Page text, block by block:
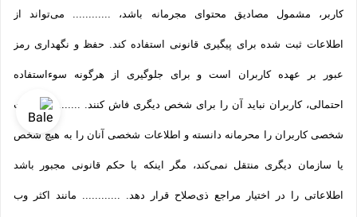
کاربر، مشمول مصادیق محتوای مجرمانه باشد، ............ می‌تواند از
اطلاعات ثبت شده برای پیگیری قانونی استفاده کند. حفظ و نگهداری رمز
عبور بر عهده کاربران است و برای جلوگیری از هرگونه سوءاستفاده
احتمالی، کاربران نباید آن را برای شخص دیگری فاش کنند. ............ هویت
شخصی کاربران را محرمانه دانسته و اطلاعات شخصی آنان را به هیچ شخص
یا سازمان دیگری منتقل نمی‌کند، مگر اینکه با حکم قانونی مجبور باشد
اطلاعاتی را در اختیار مراجع ذی‌صلاح قرار دهد. ............ مانند اکثر وب